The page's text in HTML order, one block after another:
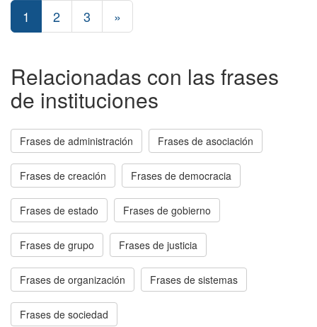
1 2 3 »
Relacionadas con las frases
de instituciones
Frases de administración Frases de asociación
Frases de creación Frases de democracia
Frases de estado Frases de gobierno
Frases de grupo Frases de justicia
Frases de organización Frases de sistemas
Frases de sociedad